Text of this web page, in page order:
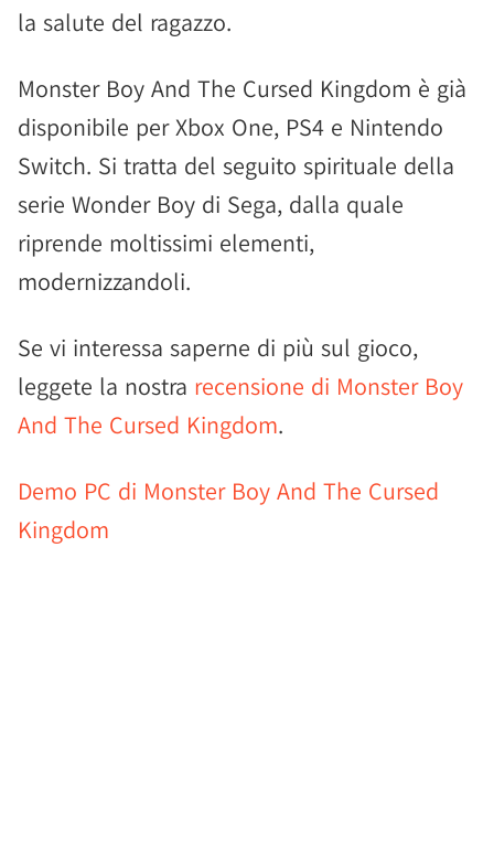
la salute del ragazzo.
Monster Boy And The Cursed Kingdom è già
disponibile per Xbox One, PS4 e Nintendo
Switch. Si tratta del seguito spirituale della
serie Wonder Boy di Sega, dalla quale
riprende moltissimi elementi,
modernizzandoli.
Se vi interessa saperne di più sul gioco,
leggete la nostra recensione di Monster Boy
And The Cursed Kingdom.
Demo PC di Monster Boy And The Cursed
Kingdom